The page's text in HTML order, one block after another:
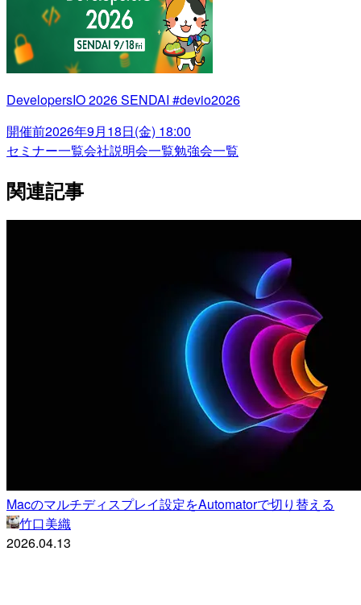
DevelopersIO 2026 SENDAI #devio2026
開催前2026年9月18日(金) 18:00
セミナー一覧会社説明会一覧勉強会一覧
関連記事
Macのマルチディスプレイ設定をAutomatorで切り替える
竹口美織
2026.04.13